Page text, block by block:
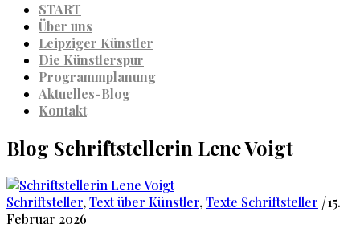
START
Über uns
Leipziger Künstler
Die Künstlerspur
Programmplanung
Aktuelles-Blog
Kontakt
Blog Schriftstellerin Lene Voigt
Schriftsteller,Text über Künstler,Texte Schriftsteller |15.
Februar 2026